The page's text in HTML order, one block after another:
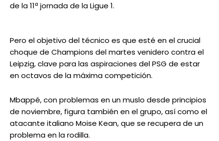
de la 11ª jornada de la Ligue 1.
Pero el objetivo del técnico es que esté en el crucial
choque de Champions del martes venidero contra el
Leipzig, clave para las aspiraciones del PSG de estar
en octavos de la máxima competición.
Mbappé, con problemas en un muslo desde principios
de noviembre, figura también en el grupo, así como el
atacante italiano Moise Kean, que se recupera de un
problema en la rodilla.